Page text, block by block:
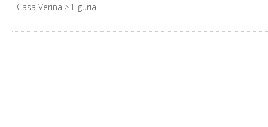
Casa Verina > Liguria